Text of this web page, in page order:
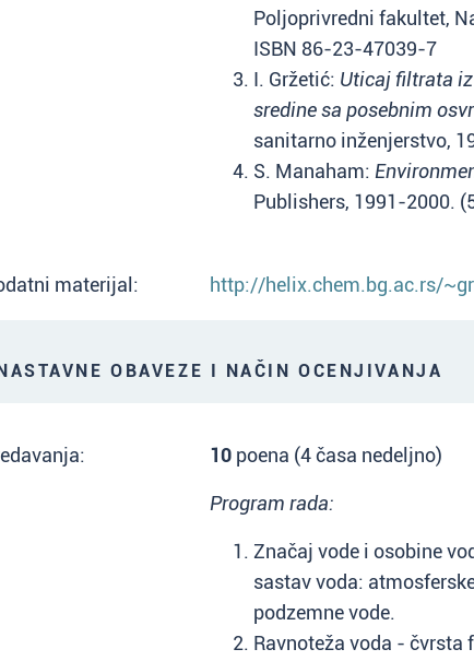
Poljoprivredni fakultet,
ISBN 86-23-47039-7
I. Gržetić: Uticaj filtrata
sredine sa posebnim
sanitarno inženjerstvo,
S. Manaham:
Publishers, 1991-2000.
materijal: http://helix.chem.bg.ac.rs/
OBAVEZE I NAČIN OCENJIVANJA
10 poena (4 časa nedeljno)
Program rada:
Značaj vode i osobine
sastav voda:
podzemne vode.
Ravnoteža voda - čvrsta